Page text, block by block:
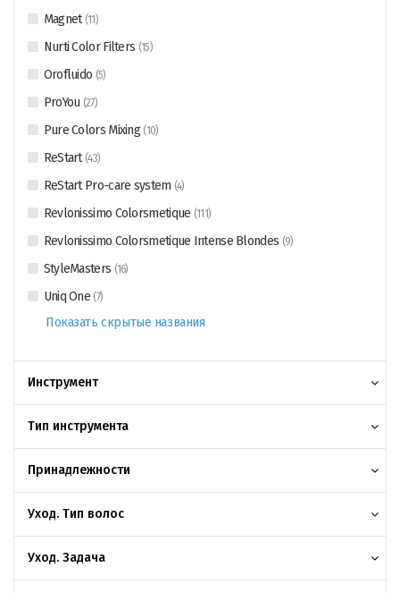
Magnet (11 )
Nurti Color Filters (15)
Orofluido (5)
ProYou (27)
Pure Colors Mixing (10)
ReStart (43)
ReStart Pro-care system (4)
Revlonissimo Colorsmetique (111)
Revlonissimo Colorsmetique Intense Blondes (9)
StyleMasters (16)
Uniq One (7)
Показать скрытые названия
Инструмент
Тип инструмента
Принадлежности
Уход. Тип волос
Уход. Задача